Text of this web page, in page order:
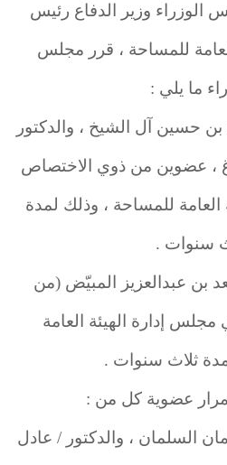
الوزراء وزير الدفاع رئيس
للمساحة ، قرر مجلس
ما يلي :
بن حسين آل الشيخ ، والدكتور
، عضوين من ذوي الاختصاص
للمساحة ، وذلك لمدة
سنوات .
بن عبدالعزيز المبيّض (من
إدارة الهيئة العامة
ثلاث سنوات .
السلمان ، والدكتور / عادل